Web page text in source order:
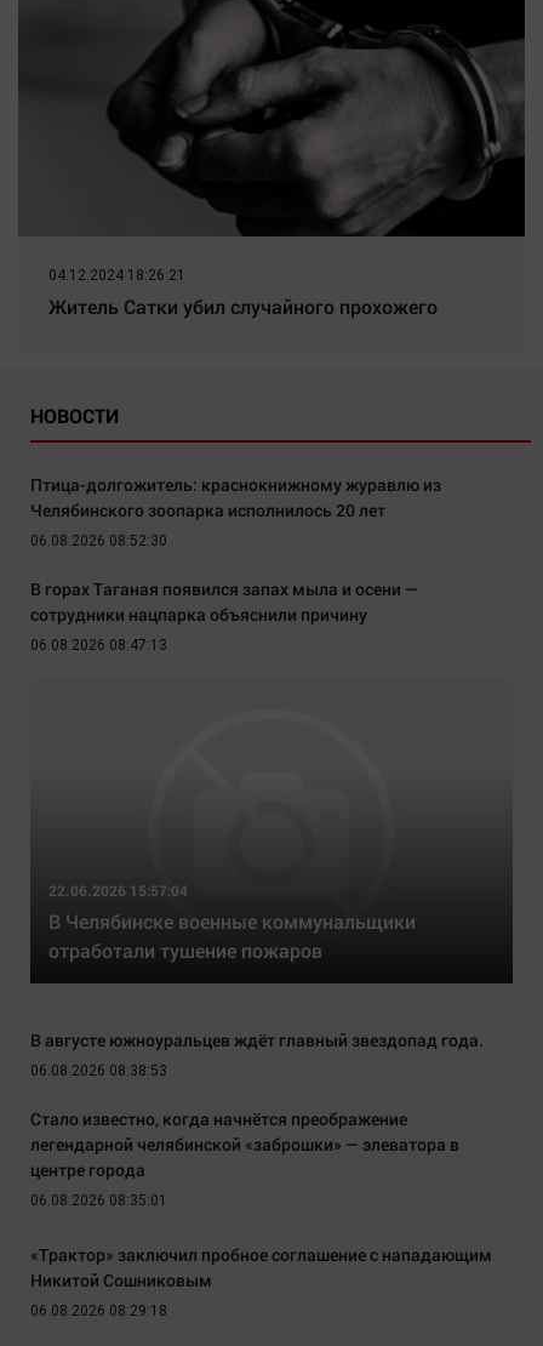
04.12.2024 18:26:21
Житель Сатки убил случайного прохожего
НОВОСТИ
Птица-долгожитель: краснокнижному журавлю из
Челябинского зоопарка исполнилось 20 лет
06.08.2026 08:52:30
В горах Таганая появился запах мыла и осени —
сотрудники нацпарка объяснили причину
06.08.2026 08:47:13
22.06.2026 15:57:04
В Челябинске военные коммунальщики
отработали тушение пожаров
В августе южноуральцев ждёт главный звездопад года.
06.08.2026 08:38:53
Стало известно, когда начнётся преображение
легендарной челябинской «заброшки» — элеватора в
центре города
06.08.2026 08:35:01
«Трактор» заключил пробное соглашение с нападающим
Никитой Сошниковым
06.08.2026 08:29:18